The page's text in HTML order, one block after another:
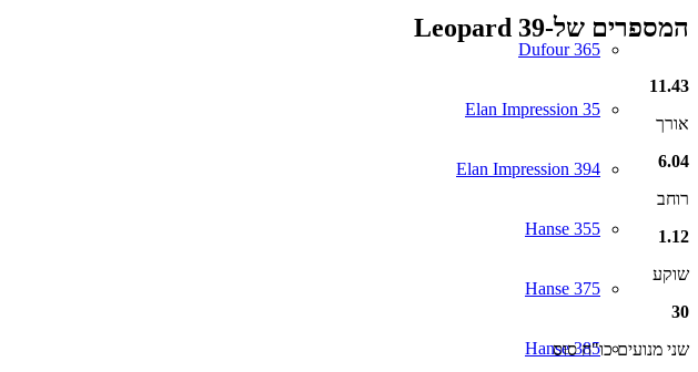
Dufour 365
Elan Impression 35
Elan Impression 394
Hanse 355
Hanse 375
Hanse 385
המספרים של-Leopard 39
11.43
אורך
6.04
רוחב
1.12
שוקע
30
שני מנועים כו"ח סוס